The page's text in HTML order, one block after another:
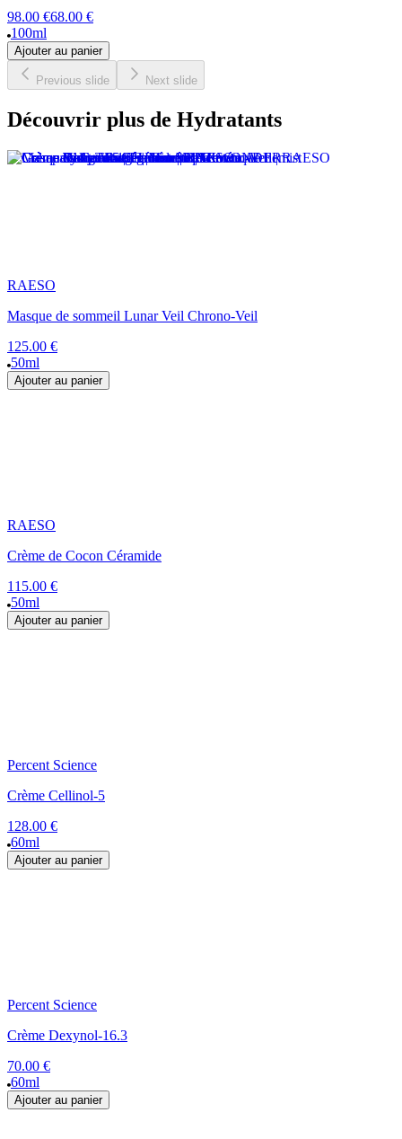
98.00 €68.00 €
100ml
Ajouter au panier
Previous slide Next slide
Découvrir plus de Hydratants
RAESO
Masque de sommeil Lunar Veil Chrono-Veil
125.00 €
50ml
Ajouter au panier
RAESO
Crème de Cocon Céramide
115.00 €
50ml
Ajouter au panier
Percent Science
Crème Cellinol-5
128.00 €
60ml
Ajouter au panier
Percent Science
Crème Dexynol-16.3
70.00 €
60ml
Ajouter au panier